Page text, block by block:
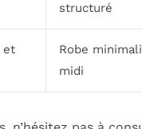
structuré
et
Robe
midi